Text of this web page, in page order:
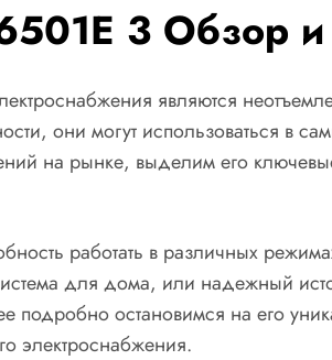
3 Обзор и
являются
они могут использоваться в
на рынке, выделим его
работать в различных
для дома, или надежный
остановимся на его
электроснабжения.